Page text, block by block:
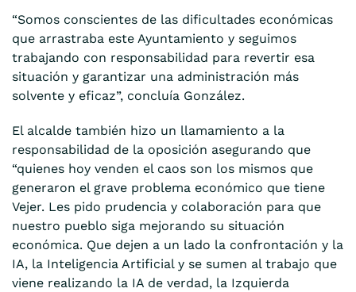
“Somos conscientes de las dificultades económicas
que arrastraba este Ayuntamiento y seguimos
trabajando con responsabilidad para revertir esa
situación y garantizar una administración más
solvente y eficaz”, concluía González.
El alcalde también hizo un llamamiento a la
responsabilidad de la oposición asegurando que
“quienes hoy venden el caos son los mismos que
generaron el grave problema económico que tiene
Vejer. Les pido prudencia y colaboración para que
nuestro pueblo siga mejorando su situación
económica. Que dejen a un lado la confrontación y la
IA, la Inteligencia Artificial y se sumen al trabajo que
viene realizando la IA de verdad, la Izquierda